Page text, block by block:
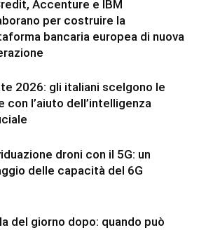
Accenture e IBM
per costruire la
bancaria europea di nuova
2026: gli italiani scelgono le
con l’aiuto dell’intelligenza
droni con il 5G: un
delle capacità del 6G
del giorno dopo: quando può